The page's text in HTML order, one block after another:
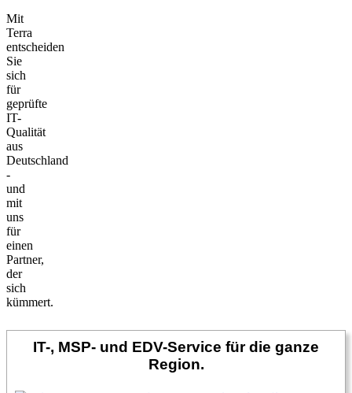
Mit
Terra
entscheiden
Sie
sich
für
geprüfte
IT-
Qualität
aus
Deutschland
-
und
mit
uns
für
einen
Partner,
der
sich
kümmert.
IT-, MSP- und EDV-Service für die ganze
Region.